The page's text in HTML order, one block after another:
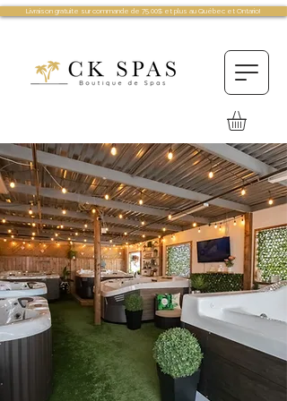
Livraison gratuite sur commande de 75.00$ et plus au Québec et Ontario!